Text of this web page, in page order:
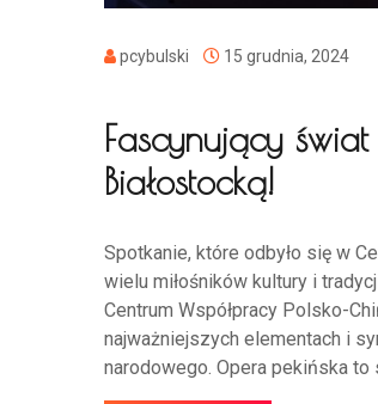
pcybulski 15 grudnia, 2024
Fascynujący
Białostocką!
Spotkanie, które odbyło się w
wielu miłośników kultury i
Centrum Współpracy Polsko-
najważniejszych elementach i
narodowego. Opera pekińska to